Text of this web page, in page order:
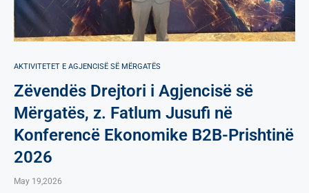
AKTIVITETET E AGJENCISË SË МËRGATËS
Zëvendës Drejtori i Agjencisë së
Mërgatës, z. Fatlum Jusufi në
Konferencë Ekonomike B2B-Prishtinë
2026
May 19,2026